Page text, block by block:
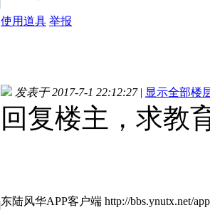
使用道具 举报
发表于 2017-7-1 22:12:27 | 显示全部楼
回复楼主，求教
东陆风华APP客户端 http://bbs.ynutx.net/